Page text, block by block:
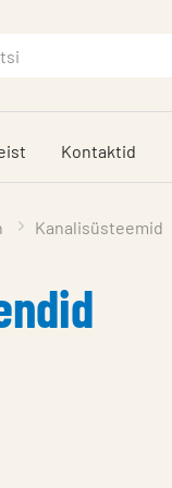
Kontaktid
Kanalisüsteemid